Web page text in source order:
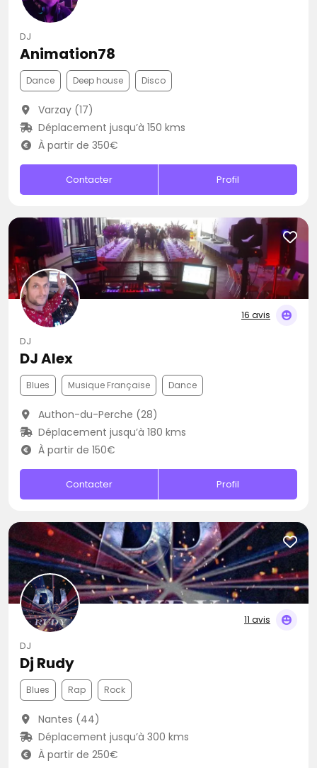
DJ
Animation78
Dance Deep house Disco
Varzay (17)
Déplacement jusqu’à 150 kms
À partir de 350€
Contacter Profil
16 avis
DJ
DJ Alex
Blues Musique Française Dance
Authon-du-Perche (28)
Déplacement jusqu’à 180 kms
À partir de 150€
Contacter Profil
11 avis
DJ
Dj Rudy
Blues Rap Rock
Nantes (44)
Déplacement jusqu’à 300 kms
À partir de 250€